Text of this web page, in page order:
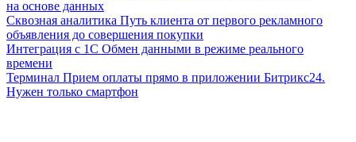
на основе данных
Сквозная аналитика Путь клиента от первого рекламного
объявления до совершения покупки
Интеграция с 1С Обмен данными в режиме реального
времени
Терминал Прием оплаты прямо в приложении Битрикс24.
Нужен только смартфон